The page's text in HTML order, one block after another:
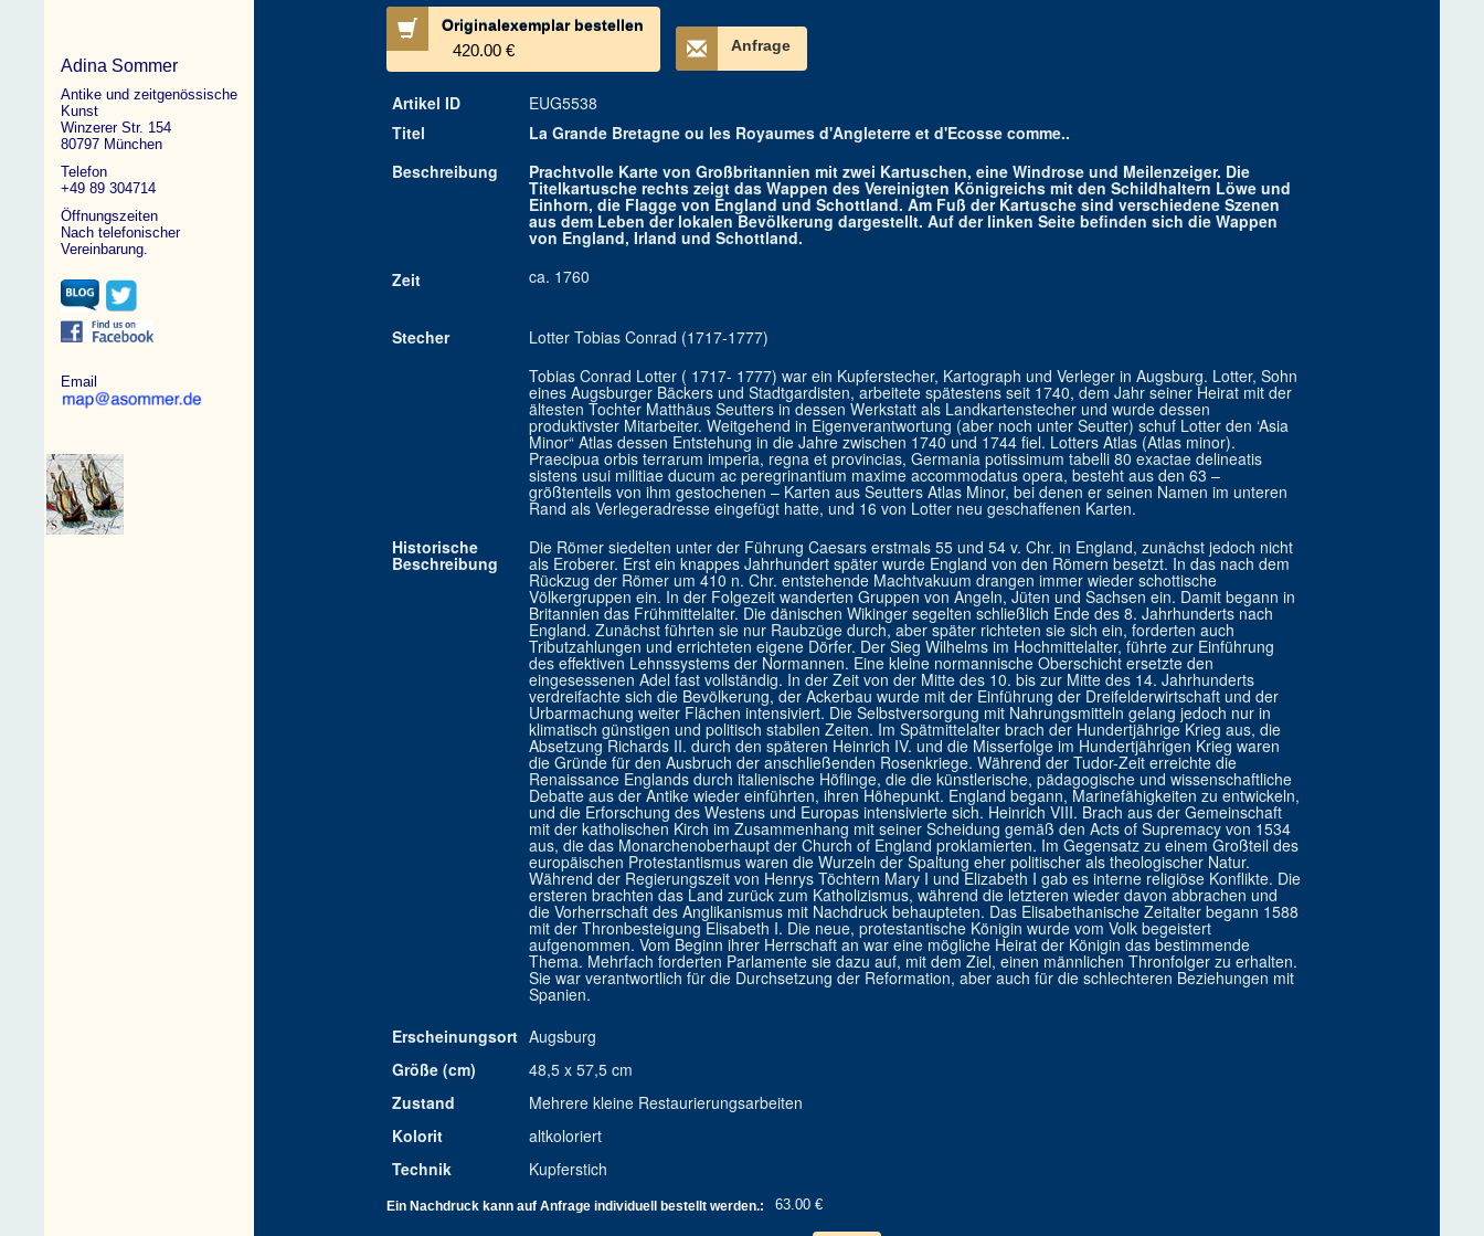
Adina Sommer
Antike und zeitgenössische
Kunst
Winzerer Str. 154
80797 München
Telefon
+49 89 304714
Öffnungszeiten
Nach telefonischer
Vereinbarung.
Email
Originalexemplar bestellen
420.00 € Anfrage
Artikel ID
EUG5538
Titel
La Grande Bretagne ou les Royaumes d'Angleterre et d'Ecosse comme..
Beschreibung
Prachtvolle Karte von Großbritannien mit zwei Kartuschen, eine Windrose und Meilenzeiger. Die
Titelkartusche rechts zeigt das Wappen des Vereinigten Königreichs mit den Schildhaltern Löwe und
Einhorn, die Flagge von England und Schottland. Am Fuß der Kartusche sind verschiedene Szenen
aus dem Leben der lokalen Bevölkerung dargestellt. Auf der linken Seite befinden sich die Wappen
von England, Irland und Schottland.
Zeit
ca. 1760
Stecher
Lotter Tobias Conrad (1717-1777)
Tobias Conrad Lotter ( 1717- 1777) war ein Kupferstecher, Kartograph und Verleger in Augsburg. Lotter, Sohn
eines Augsburger Bäckers und Stadtgardisten, arbeitete spätestens seit 1740, dem Jahr seiner Heirat mit der
ältesten Tochter Matthäus Seutters in dessen Werkstatt als Landkartenstecher und wurde dessen
produktivster Mitarbeiter. Weitgehend in Eigenverantwortung (aber noch unter Seutter) schuf Lotter den ‘Asia
Minor“ Atlas dessen Entstehung in die Jahre zwischen 1740 und 1744 fiel. Lotters Atlas (Atlas minor).
Praecipua orbis terrarum imperia, regna et provincias, Germania potissimum tabelli 80 exactae delineatis
sistens usui militiae ducum ac peregrinantium maxime accommodatus opera, besteht aus den 63 –
größtenteils von ihm gestochenen – Karten aus Seutters Atlas Minor, bei denen er seinen Namen im unteren
Rand als Verlegeradresse eingefügt hatte, und 16 von Lotter neu geschaffenen Karten.
Historische
Beschreibung
Die Römer siedelten unter der Führung Caesars erstmals 55 und 54 v. Chr. in England, zunächst jedoch nicht
als Eroberer. Erst ein knappes Jahrhundert später wurde England von den Römern besetzt. In das nach dem
Rückzug der Römer um 410 n. Chr. entstehende Machtvakuum drangen immer wieder schottische
Völkergruppen ein. In der Folgezeit wanderten Gruppen von Angeln, Jüten und Sachsen ein. Damit begann in
Britannien das Frühmittelalter. Die dänischen Wikinger segelten schließlich Ende des 8. Jahrhunderts nach
England. Zunächst führten sie nur Raubzüge durch, aber später richteten sie sich ein, forderten auch
Tributzahlungen und errichteten eigene Dörfer. Der Sieg Wilhelms im Hochmittelalter, führte zur Einführung
des effektiven Lehnssystems der Normannen. Eine kleine normannische Oberschicht ersetzte den
eingesessenen Adel fast vollständig. In der Zeit von der Mitte des 10. bis zur Mitte des 14. Jahrhunderts
verdreifachte sich die Bevölkerung, der Ackerbau wurde mit der Einführung der Dreifelderwirtschaft und der
Urbarmachung weiter Flächen intensiviert. Die Selbstversorgung mit Nahrungsmitteln gelang jedoch nur in
klimatisch günstigen und politisch stabilen Zeiten. Im Spätmittelalter brach der Hundertjährige Krieg aus, die
Absetzung Richards II. durch den späteren Heinrich IV. und die Misserfolge im Hundertjährigen Krieg waren
die Gründe für den Ausbruch der anschließenden Rosenkriege. Während der Tudor-Zeit erreichte die
Renaissance Englands durch italienische Höflinge, die die künstlerische, pädagogische und wissenschaftliche
Debatte aus der Antike wieder einführten, ihren Höhepunkt. England begann, Marinefähigkeiten zu entwickeln,
und die Erforschung des Westens und Europas intensivierte sich. Heinrich VIII. Brach aus der Gemeinschaft
mit der katholischen Kirch im Zusammenhang mit seiner Scheidung gemäß den Acts of Supremacy von 1534
aus, die das Monarchenoberhaupt der Church of England proklamierten. Im Gegensatz zu einem Großteil des
europäischen Protestantismus waren die Wurzeln der Spaltung eher politischer als theologischer Natur.
Während der Regierungszeit von Henrys Töchtern Mary I und Elizabeth I gab es interne religiöse Konflikte. Die
ersteren brachten das Land zurück zum Katholizismus, während die letzteren wieder davon abbrachen und
die Vorherrschaft des Anglikanismus mit Nachdruck behaupteten. Das Elisabethanische Zeitalter begann 1588
mit der Thronbesteigung Elisabeth I. Die neue, protestantische Königin wurde vom Volk begeistert
aufgenommen. Vom Beginn ihrer Herrschaft an war eine mögliche Heirat der Königin das bestimmende
Thema. Mehrfach forderten Parlamente sie dazu auf, mit dem Ziel, einen männlichen Thronfolger zu erhalten.
Sie war verantwortlich für die Durchsetzung der Reformation, aber auch für die schlechteren Beziehungen mit
Spanien.
Erscheinungsort Augsburg
Größe (cm)
48,5 x 57,5 cm
Zustand
Mehrere kleine Restaurierungsarbeiten
Kolorit
altkoloriert
Technik
Kupferstich
Ein Nachdruck kann auf Anfrage individuell bestellt werden.: 63.00 €